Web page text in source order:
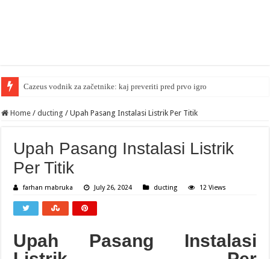
Cazeus vodnik za začetnike: kaj preveriti pred prvo igro
Home / ducting / Upah Pasang Instalasi Listrik Per Titik
Upah Pasang Instalasi Listrik
Per Titik
farhan mabruka July 26, 2024 ducting 12 Views
Upah Pasang Instalasi